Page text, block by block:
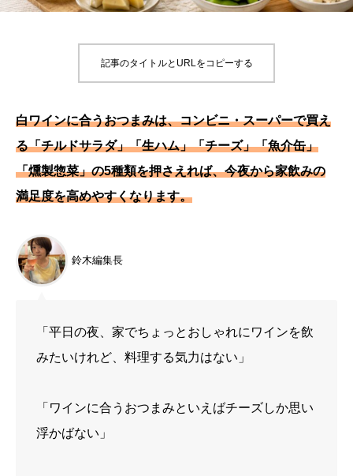
記事のタイトルとURLをコピーする
白ワインに合うおつまみは、コンビニ・スーパーで買え
る「チルドサラダ」「生ハム」「チーズ」「魚介缶」
「燻製惣菜」の5種類を押さえれば、今夜から家飲みの
満足度を高めやすくなります。
鈴木編集長
「平日の夜、家でちょっとおしゃれにワインを飲
みたいけれど、料理する気力はない」
「ワインに合うおつまみといえばチーズしか思い
浮かばない」